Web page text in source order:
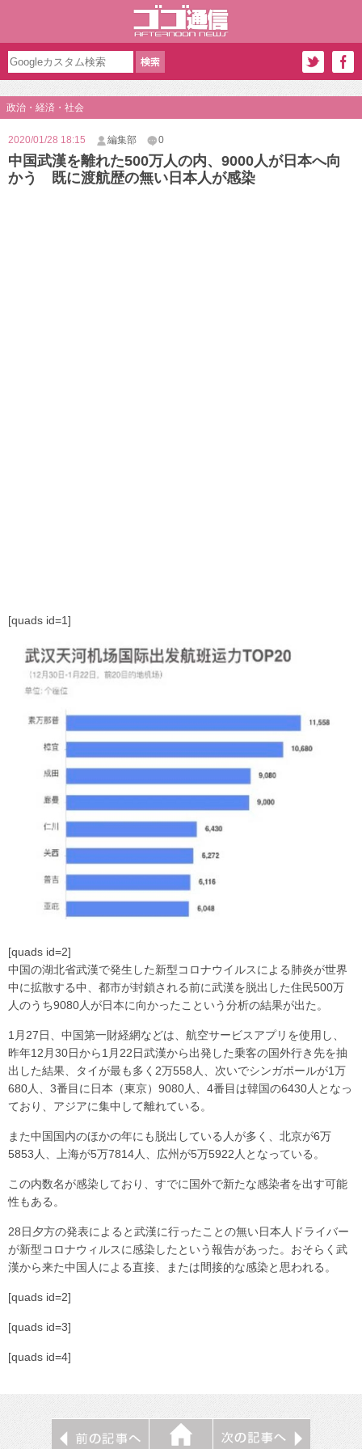
政治・経済・社会
2020/01/28 18:15 編集部 0
中国武漢を離れた500万人の内、9000人が日本へ向
かう 既に渡航歴の無い日本人が感染
[quads id=1]
[quads id=2]
中国の湖北省武漢で発生した新型コロナウイルスによる肺炎が世界
中に拡散する中、都市が封鎖される前に武漢を脱出した住民500万
人のうち9080人が日本に向かったこという分析の結果が出た。
1月27日、中国第一財経網などは、航空サービスアプリを使用し、
昨年12月30日から1月22日武漢から出発した乗客の国外行き先を抽
出した結果、タイが最も多く2万558人、次いでシンガポールが1万
680人、3番目に日本（東京）9080人、4番目は韓国の6430人となっ
ており、アジアに集中して離れている。
また中国国内のほかの年にも脱出している人が多く、北京が6万
5853人、上海が5万7814人、広州が5万5922人となっている。
この内数名が感染しており、すでに国外で新たな感染者を出す可能
性もある。
28日夕方の発表によると武漢に行ったことの無い日本人ドライバー
が新型コロナウィルスに感染したという報告があった。おそらく武
漢から来た中国人による直接、または間接的な感染と思われる。
[quads id=2]
[quads id=3]
[quads id=4]